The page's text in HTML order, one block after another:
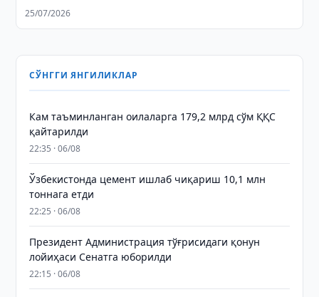
25/07/2026
СЎНГГИ ЯНГИЛИКЛАР
Кам таъминланган оилаларга 179,2 млрд сўм ҚҚС
қайтарилди
22:35 · 06/08
Ўзбекистонда цемент ишлаб чиқариш 10,1 млн
тоннага етди
22:25 · 06/08
Президент Администрация тўғрисидаги қонун
лойиҳаси Сенатга юборилди
22:15 · 06/08